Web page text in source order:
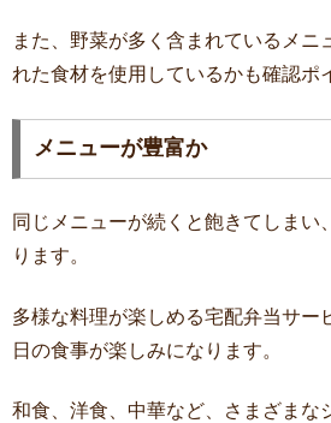
また、野菜が多く含まれているメニ
れた食材を使用しているかも確認ポ
メニューが豊富か
同じメニューが続くと飽きてしまい
ります。
多様な料理が楽しめる宅配弁当サー
日の食事が楽しみになります。
和食、洋食、中華など、さまざまな